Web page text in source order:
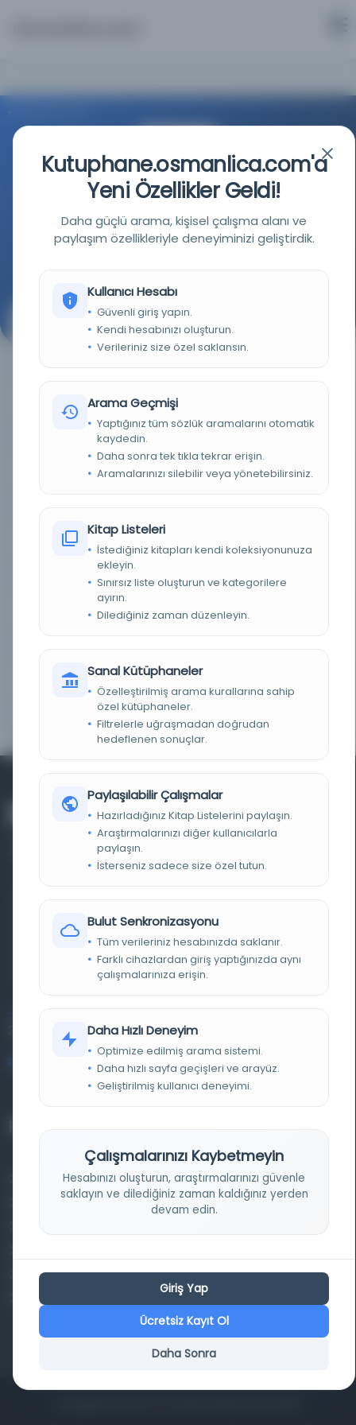
İstanbul Büyükşehir Belediyesi Kütüphaneleri
Ahlaksızlık propagandaları
Diğer
Osmanlıca
Evet
LOKASYON İBB Atatürk Kitaplığı
20.12.2012
basma eserleri, arşiv belgelerini, süreli yayınları ve görsel
materyalleri bir araya getiren kapsamlı bir dijital
kütüphane ve meta katalog.
34320 İstanbul
bilgi@osmanlica.com
Osmanlica.com
Aruz ve Hece Ölçüsü
Transkripsiyon Alfabesi Çevirisi
Tarihi Dokümanlarda Görüntü İyileştirilmesi
Kutuphane.osmanlica.com'a
Yeni Özellikler Geldi!
Daha güçlü arama, kişisel çalışma alanı ve
paylaşım özellikleriyle deneyiminizi geliştirdik.
Kullanıcı Hesabı
Güvenli giriş yapın.
Kendi hesabınızı oluşturun.
Verileriniz size özel saklansın.
Arama Geçmişi
Yaptığınız tüm sözlük aramalarını otomatik
kaydedin.
Daha sonra tek tıkla tekrar erişin.
Aramalarınızı silebilir veya yönetebilirsiniz.
Kitap Listeleri
İstediğiniz kitapları kendi koleksiyonunuza
ekleyin.
Sınırsız liste oluşturun ve kategorilere
ayırın.
Dilediğiniz zaman düzenleyin.
Sanal Kütüphaneler
Özelleştirilmiş arama kurallarına sahip
özel kütüphaneler.
Filtrelerle uğraşmadan doğrudan
hedeflenen sonuçlar.
Paylaşılabilir Çalışmalar
Hazırladığınız Kitap Listelerini paylaşın.
Araştırmalarınızı diğer kullanıcılarla
paylaşın.
İsterseniz sadece size özel tutun.
Bulut Senkronizasyonu
Tüm verileriniz hesabınızda saklanır.
Farklı cihazlardan giriş yaptığınızda aynı
çalışmalarınıza erişin.
Daha Hızlı Deneyim
Optimize edilmiş arama sistemi.
Daha hızlı sayfa geçişleri ve arayüz.
Geliştirilmiş kullanıcı deneyimi.
Çalışmalarınızı Kaybetmeyin
Hesabınızı oluşturun, araştırmalarınızı güvenle
saklayın ve dilediğiniz zaman kaldığınız yerden
devam edin.
Giriş Yap
Ücretsiz Kayıt Ol
Daha Sonra